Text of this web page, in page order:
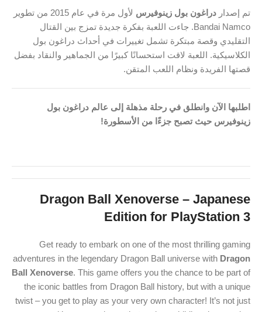
تم إصدار دراغون بول زينوفيرس
لأول مرة في عام 2015 من تطوير
Bandai Namco. جاءت اللعبة بفكرة جديدة تمزج بين القتال
التقليدي وقصة مبتكرة تشمل تغييرات في أحداث دراغون بول
الكلاسيكية. اللعبة لاقت استحسانًا كبيرًا من الجماهير والنقاد بفضل
قصتها الفريدة ونظام اللعب المتقن.
اطلبها الآن وانطلق في رحلة مذهلة إلى عالم دراغون بول
زينوفيرس حيث تصبح جزءًا من الأسطورة!
Dragon Ball Xenoverse – Japanese
Edition for PlayStation 3
Get ready to embark on one of the most thrilling gaming
adventures in the legendary Dragon Ball universe with Dragon
Ball Xenoverse. This game offers you the chance to be part of
the iconic battles from Dragon Ball history, but with a unique
twist – you get to play as your very own character! It’s not just